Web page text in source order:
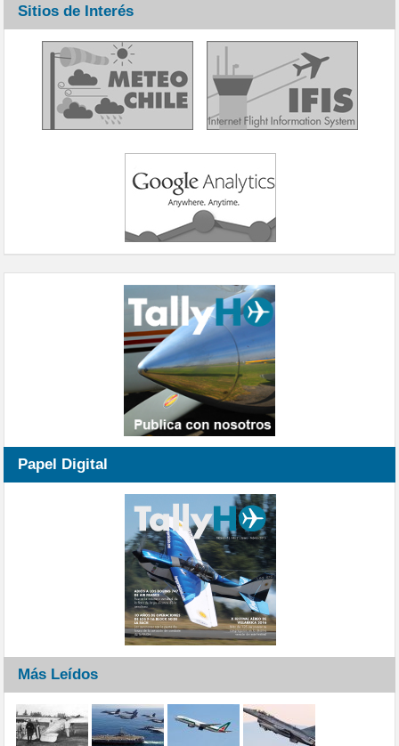
Sitios de Interés
Papel Digital
Más Leídos